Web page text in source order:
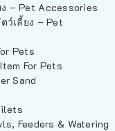
– Pet Accessories
เลี้ยง – Pet
Pets
For Pets
Sand
Feeders & Watering